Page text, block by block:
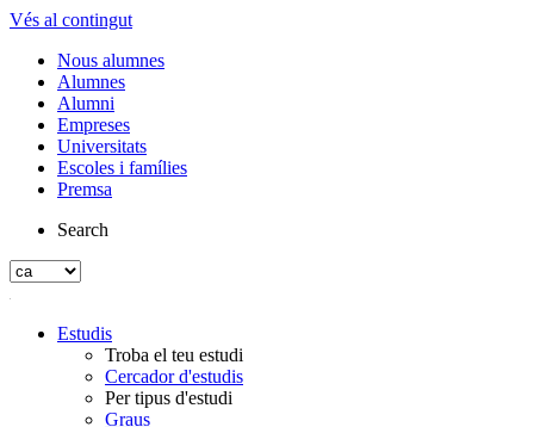
Vés al contingut
Nous alumnes
Alumnes
Alumni
Empreses
Universitats
Escoles i famílies
Premsa
Search
Estudis
Troba el teu estudi
Cercador d'estudis
Per tipus d'estudi
Graus